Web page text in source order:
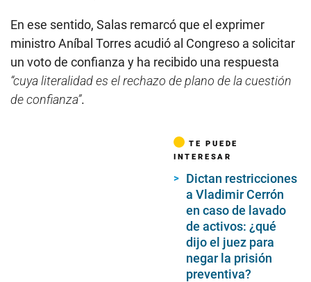
En ese sentido, Salas remarcó que el exprimer
ministro Aníbal Torres acudió al Congreso a solicitar
un voto de confianza y ha recibido una respuesta
“cuya literalidad es el rechazo de plano de la cuestión
de confianza”.
TE PUEDE
INTERESAR
Dictan restricciones
a Vladimir Cerrón
en caso de lavado
de activos: ¿qué
dijo el juez para
negar la prisión
preventiva?